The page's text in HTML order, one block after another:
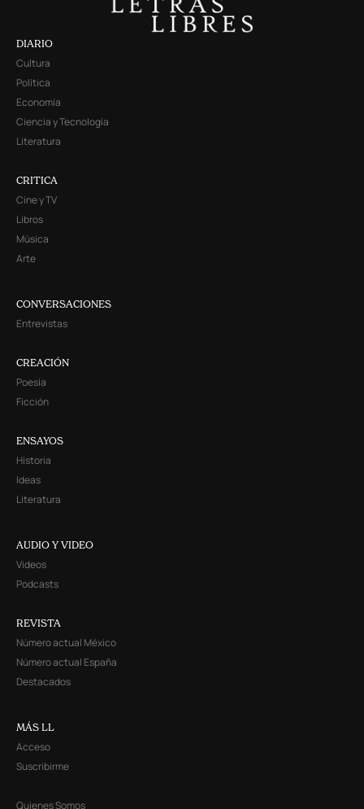
DIARIO
Cultura
Política
Economía
Ciencia y Tecnología
Literatura
CRITICA
Cine y TV
Libros
Música
Arte
CONVERSACIONES
Entrevistas
CREACIÓN
Poesía
Ficción
ENSAYOS
Historia
Ideas
Literatura
AUDIO Y VIDEO
Videos
Podcasts
REVISTA
Número actual México
Número actual España
Destacados
MÁS LL
Acceso
Suscribirme
Quienes Somos